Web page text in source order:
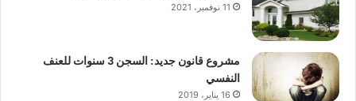
11 نوفمبر، 2021
مشروع قانون جديد: السجن 3 سنوات للعنف
النفسي
16 يناير، 2019